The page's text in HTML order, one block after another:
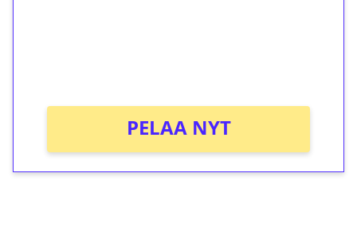
PELAA NYT